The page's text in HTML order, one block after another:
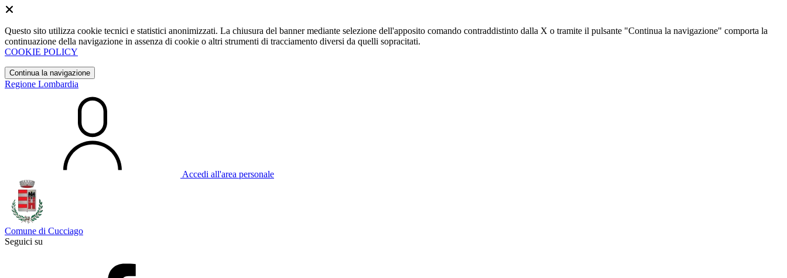
Questo sito utilizza cookie tecnici e statistici anonimizzati. La chiusura del banner mediante selezione dell'apposito comando contraddistinto dalla X o tramite il pulsante "Continua la navigazione" comporta la
continuazione della navigazione in assenza di cookie o altri strumenti di tracciamento diversi da quelli sopracitati.
COOKIE POLICY
Continua la navigazione
Regione Lombardia
Accedi all'area personale
Comune di Cucciago
Seguici su